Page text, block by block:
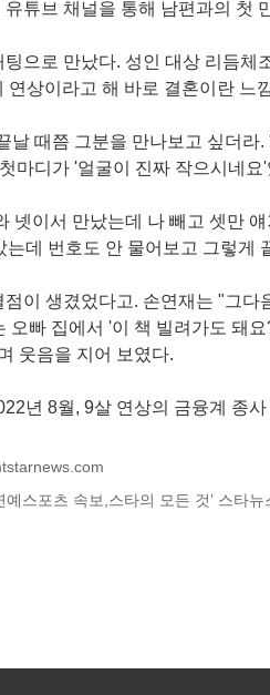
튜브 채널을 통해 남편과의 첫
으로 만났다. 성인 대상 리듬체
연상이라고 해 바로 결혼이란 느
날 때쯤 그분을 만나보고 싶더라
마디가 '얼굴이 진짜 작으시네요
넷이서 만났는데 나 빼고 셋만
는데 번호도 안 물어보고 그렇게
이 생겼었다고. 손연재는 "그다
오빠 집에서 '이 책 빌려가도 돼
웃음을 지어 보였다.
년 8월, 9살 연상의 금융계 종
예스포츠 속보,스타의 모든 것’ 스타